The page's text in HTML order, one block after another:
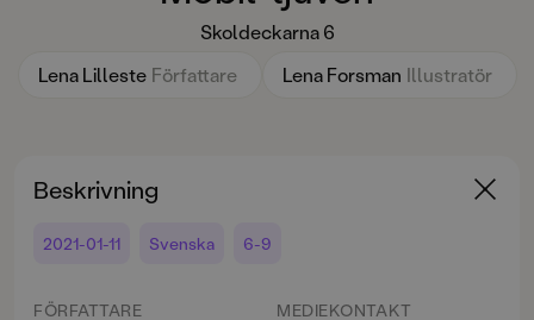
Skoldeckarna 6
Lena Lilleste Författare Lena Forsman Illustratör
Beskrivning
2021-01-11 Svenska 6-9
FÖRFATTARE MEDIEKONTAKT